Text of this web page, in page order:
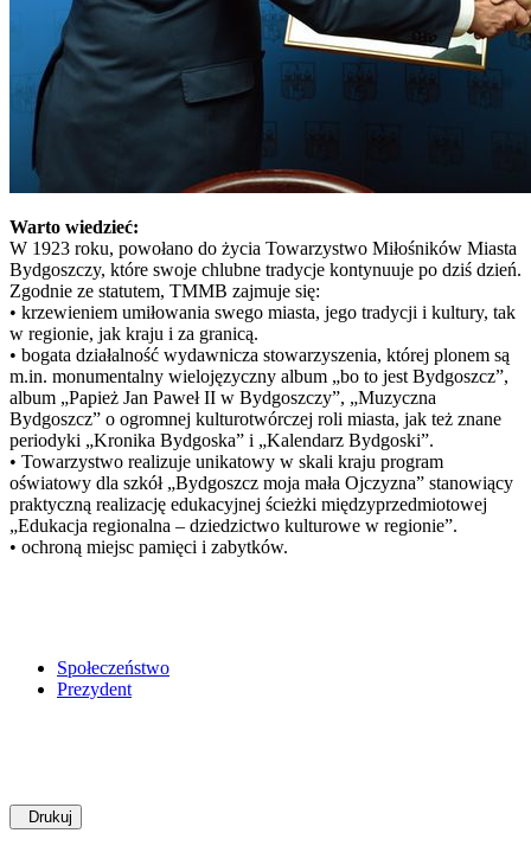
Warto wiedzieć:
W 1923 roku, powołano do życia Towarzystwo Miłośników Miasta
Bydgoszczy, które swoje chlubne tradycje kontynuuje po dziś dzień.
Zgodnie ze statutem, TMMB zajmuje się:
• krzewieniem umiłowania swego miasta, jego tradycji i kultury, tak
w regionie, jak kraju i za granicą.
• bogata działalność wydawnicza stowarzyszenia, której plonem są
m.in. monumentalny wielojęzyczny album „bo to jest Bydgoszcz”,
album „Papież Jan Paweł II w Bydgoszczy”, „Muzyczna
Bydgoszcz” o ogromnej kulturotwórczej roli miasta, jak też znane
periodyki „Kronika Bydgoska” i „Kalendarz Bydgoski”.
• Towarzystwo realizuje unikatowy w skali kraju program
oświatowy dla szkół „Bydgoszcz moja mała Ojczyzna” stanowiący
praktyczną realizację edukacyjnej ścieżki międzyprzedmiotowej
„Edukacja regionalna – dziedzictwo kulturowe w regionie”.
• ochroną miejsc pamięci i zabytków.
Społeczeństwo
Prezydent
Drukuj